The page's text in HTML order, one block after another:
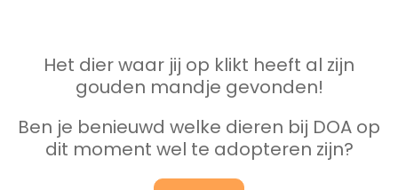
Het dier waar jij op klikt heeft al zijn
gouden mandje gevonden!
Ben je benieuwd welke dieren bij DOA op
dit moment wel te adopteren zijn?